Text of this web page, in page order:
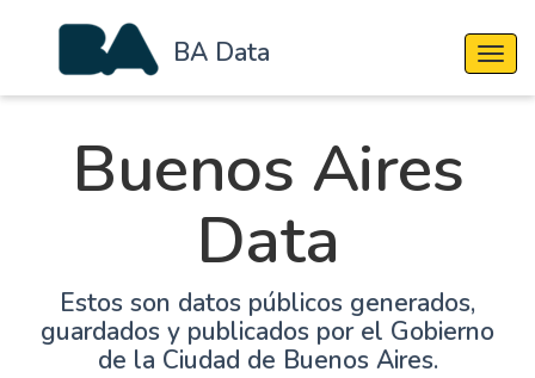
BA Data
Buenos Aires
Data
Estos son datos públicos generados,
guardados y publicados por el Gobierno
de la Ciudad de Buenos Aires.